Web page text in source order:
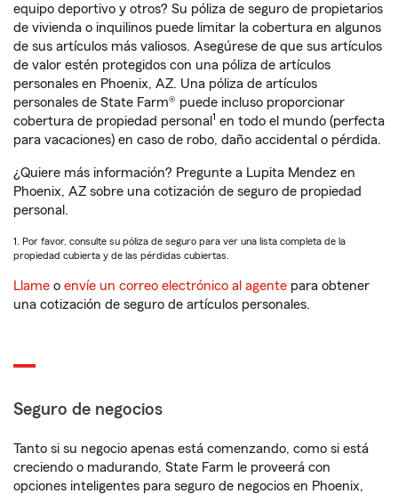
equipo deportivo y otros? Su póliza de seguro de propietarios
de vivienda o inquilinos puede limitar la cobertura en algunos
de sus artículos más valiosos. Asegúrese de que sus artículos
de valor estén protegidos con una póliza de artículos
personales en Phoenix, AZ. Una póliza de artículos
personales de State Farm® puede incluso proporcionar
cobertura de propiedad personal 1 en todo el mundo (perfecta
para vacaciones) en caso de robo, daño accidental o pérdida.
¿Quiere más información? Pregunte a Lupita Mendez en
Phoenix, AZ sobre una cotización de seguro de propiedad
personal.
1. Por favor, consulte su póliza de seguro para ver una lista completa de la
propiedad cubierta y de las pérdidas cubiertas.
Llame o envíe un correo electrónico al agente para obtener
una cotización de seguro de artículos personales.
Seguro de negocios
Tanto si su negocio apenas está comenzando, como si está
creciendo o madurando, State Farm le proveerá con
opciones inteligentes para seguro de negocios en Phoenix,